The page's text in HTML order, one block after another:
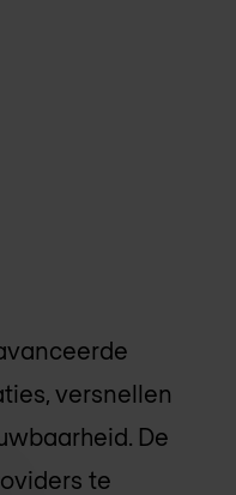
versnellen
De
te